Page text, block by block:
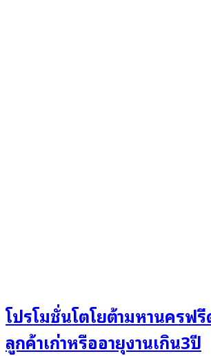
โปรโมชั่นโตโยต้ามหานครฟ
ลูกค้าเก่าหรืออายุงานเกิน3ปี